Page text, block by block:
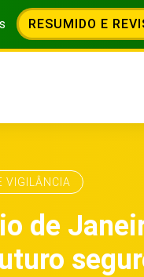
RESUMIDO E
VIGILÂNCIA
de